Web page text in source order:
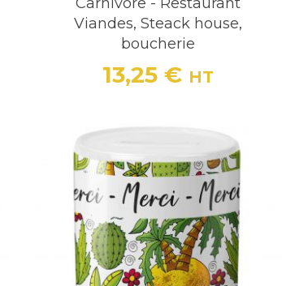
Viandes, Steack house,
boucherie
Prix
13,25 € HT